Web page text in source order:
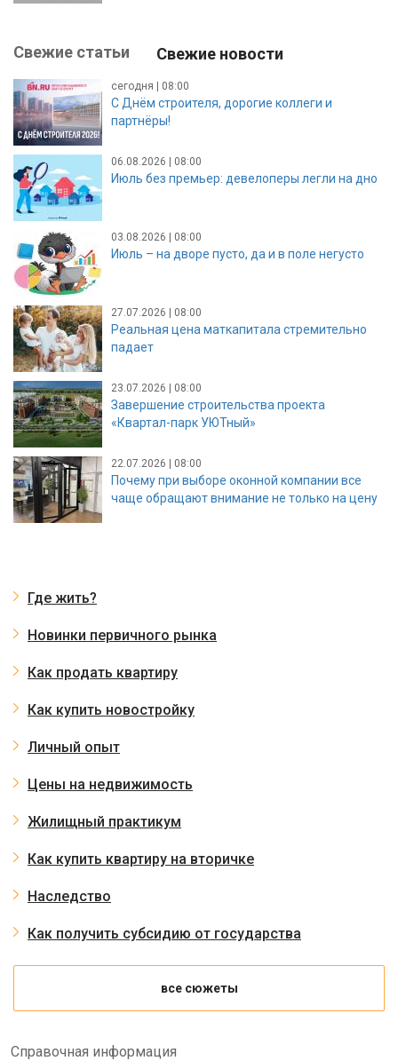
Свежие статьи Свежие новости
сегодня | 08:00
С Днём строителя, дорогие коллеги и
партнёры!
06.08.2026 | 08:00
Июль без премьер: девелоперы легли на дно
03.08.2026 | 08:00
Июль – на дворе пусто, да и в поле негусто
27.07.2026 | 08:00
Реальная цена маткапитала стремительно
падает
23.07.2026 | 08:00
Завершение строительства проекта
«Квартал-парк УЮТный»
22.07.2026 | 08:00
Почему при выборе оконной компании все
чаще обращают внимание не только на цену
Где жить?
Новинки первичного рынка
Как продать квартиру
Как купить новостройку
Личный опыт
Цены на недвижимость
Жилищный практикум
Как купить квартиру на вторичке
Наследство
Как получить субсидию от государства
все сюжеты
Справочная информация